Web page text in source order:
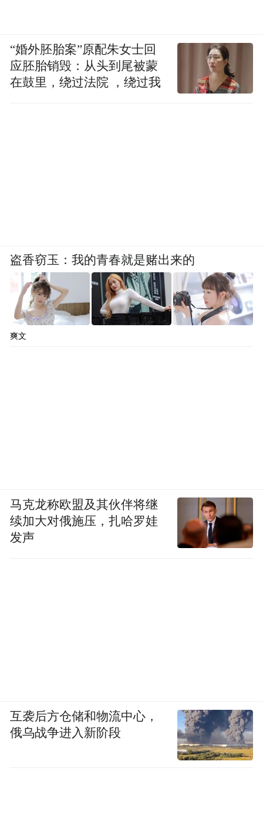
“婚外胚胎案”原配朱女士回
应胚胎销毁：从头到尾被蒙
在鼓里，绕过法院 ，绕过我
盗香窃玉：我的青春就是赌出来的
爽文
马克龙称欧盟及其伙伴将继
续加大对俄施压，扎哈罗娃
发声
互袭后方仓储和物流中心，
俄乌战争进入新阶段